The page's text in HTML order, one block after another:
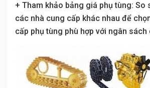
+ Tham khảo bảng giá phụ tùng: So
các nhà cung cấp khác nhau để
cấp phụ tùng phù hợp với ngân sách